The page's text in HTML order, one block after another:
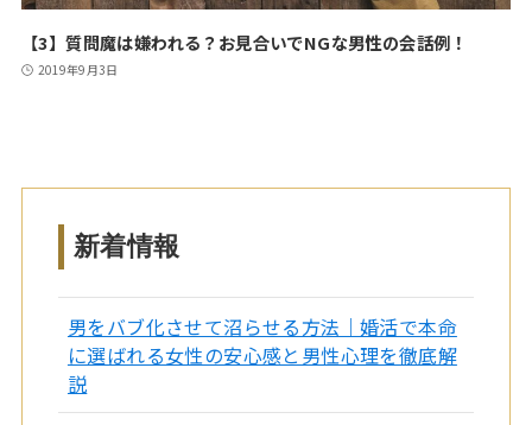
【3】質問魔は嫌われる？お見合いでNGな男性の会話例！
2019年9月3日
新着情報
男をバブ化させて沼らせる方法｜婚活で本命
に選ばれる女性の安心感と男性心理を徹底解
説